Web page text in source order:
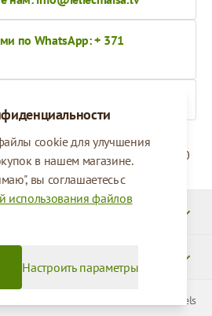
cookie для улучшения
в нашем магазине.
вы соглашаетесь с
использования файлов
Настроить параметры
по WhatsApp: + 371
09:00 - 17:00
© 2026 SIA Parcels